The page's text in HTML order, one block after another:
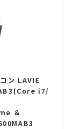
ン LAVIE
i7/
＆